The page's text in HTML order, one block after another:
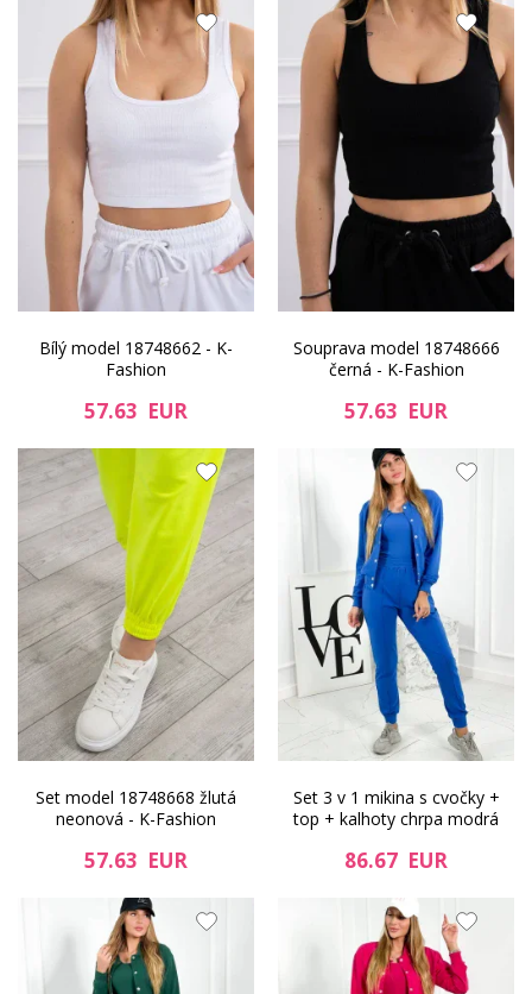
Bílý model 18748662 - K-
Fashion
57.63 EUR
Souprava model 18748666
černá - K-Fashion
57.63 EUR
Set model 18748668 žlutá
neonová - K-Fashion
57.63 EUR
Set 3 v 1 mikina s cvočky +
top + kalhoty chrpa modrá
86.67 EUR